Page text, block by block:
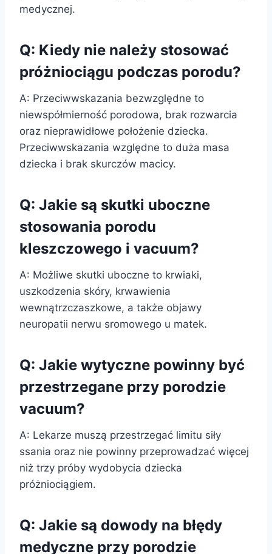
medycznej.
Q: Kiedy nie należy stosować
próżniociągu podczas porodu?
A: Przeciwwskazania bezwzględne to
niewspółmierność porodowa, brak rozwarcia
oraz nieprawidłowe położenie dziecka.
Przeciwwskazania względne to duża masa
dziecka i brak skurczów macicy.
Q: Jakie są skutki uboczne
stosowania porodu
kleszczowego i vacuum?
A: Możliwe skutki uboczne to krwiaki,
uszkodzenia skóry, krwawienia
wewnątrzczaszkowe, a także objawy
neuropatii nerwu sromowego u matek.
Q: Jakie wytyczne powinny być
przestrzegane przy porodzie
vacuum?
A: Lekarze muszą przestrzegać limitu siły
ssania oraz nie powinny przeprowadzać więcej
niż trzy próby wydobycia dziecka
próżniociągiem.
Q: Jakie są dowody na błędy
medyczne przy porodzie